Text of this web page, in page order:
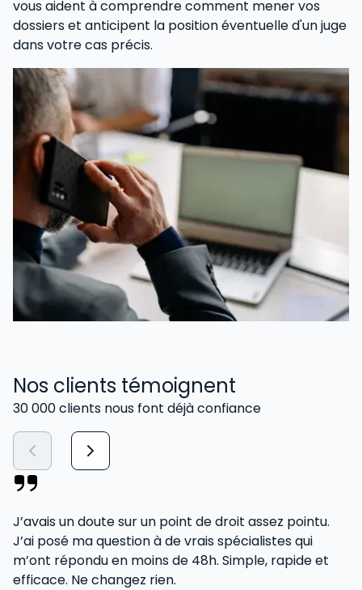
vous aident à comprendre comment mener vos
dossiers et anticipent la position éventuelle d'un juge
dans votre cas précis.
Nos clients témoignent
30 000 clients nous font déjà confiance
J’avais un doute sur un point de droit assez pointu.
J’ai posé ma question à de vrais spécialistes qui
m’ont répondu en moins de 48h. Simple, rapide et
efficace. Ne changez rien.